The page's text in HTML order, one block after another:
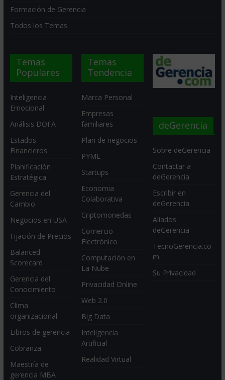
Formación de Gerencia
Todos los Temas
Temas
Populares
Inteligencia
Emocional
Análisis DOFA
Estados
Financieros
Planificación
Estratégica
Gerencia del
Cambio
Negocios en USA
Fijación de Precios
Balanced
Scorecard
Gerencia del
Conocimiento
Clima
organizacional
Libros de gerencia
Cobranza
Maestría de
gerencia MBA
Temas
Tendencia
Marca Personal
Empresas
familiares
Plan de negocios
PYME
Startups
Economia
Colaborativa
Criptomonedas
Comercio
Electrónico
Computación en
La Nube
Privacidad Online
Web 2.0
Big Data
Inteligencia
Artificial
Realidad Virtual
deGerencia
Sobre deGerencia
Contactar a
deGerencia
Escribir en
deGerencia
Aliados
deGerencia
TecnoGerencia.co
m
Su Privacidad